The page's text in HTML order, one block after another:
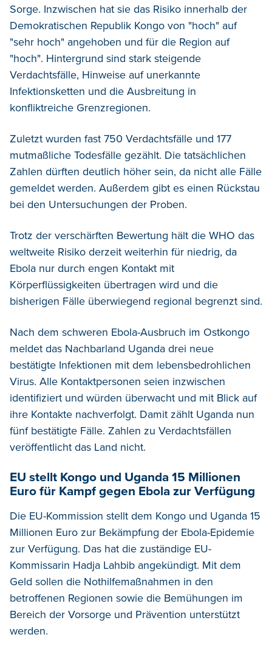
Sorge. Inzwischen hat sie das Risiko innerhalb der
Demokratischen Republik Kongo von "hoch" auf
"sehr hoch" angehoben und für die Region auf
"hoch". Hintergrund sind stark steigende
Verdachtsfälle, Hinweise auf unerkannte
Infektionsketten und die Ausbreitung in
konfliktreiche Grenzregionen.
Zuletzt wurden fast 750 Verdachtsfälle und 177
mutmaßliche Todesfälle gezählt. Die tatsächlichen
Zahlen dürften deutlich höher sein, da nicht alle Fälle
gemeldet werden. Außerdem gibt es einen Rückstau
bei den Untersuchungen der Proben.
Trotz der verschärften Bewertung hält die WHO das
weltweite Risiko derzeit weiterhin für niedrig, da
Ebola nur durch engen Kontakt mit
Körperflüssigkeiten übertragen wird und die
bisherigen Fälle überwiegend regional begrenzt sind.
Nach dem schweren Ebola-Ausbruch im Ostkongo
meldet das Nachbarland Uganda drei neue
bestätigte Infektionen mit dem lebensbedrohlichen
Virus. Alle Kontaktpersonen seien inzwischen
identifiziert und würden überwacht und mit Blick auf
ihre Kontakte nachverfolgt. Damit zählt Uganda nun
fünf bestätigte Fälle. Zahlen zu Verdachtsfällen
veröffentlicht das Land nicht.
EU stellt Kongo und Uganda 15 Millionen
Euro für Kampf gegen Ebola zur Verfügung
Die EU-Kommission stellt dem Kongo und Uganda 15
Millionen Euro zur Bekämpfung der Ebola-Epidemie
zur Verfügung. Das hat die zuständige EU-
Kommissarin Hadja Lahbib angekündigt. Mit dem
Geld sollen die Nothilfemaßnahmen in den
betroffenen Regionen sowie die Bemühungen im
Bereich der Vorsorge und Prävention unterstützt
werden.